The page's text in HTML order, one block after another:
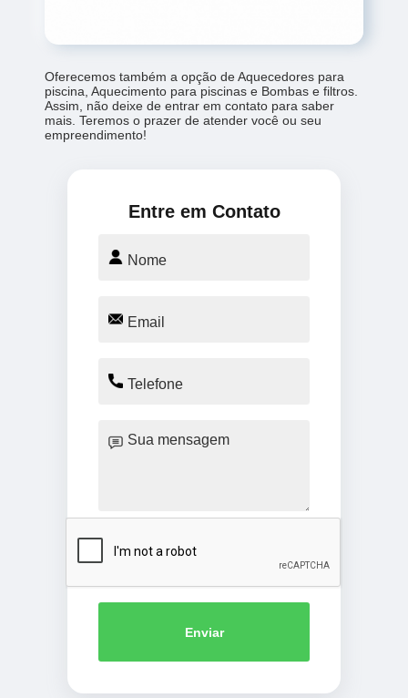
Oferecemos também a opção de Aquecedores para
piscina, Aquecimento para piscinas e Bombas e filtros.
Assim, não deixe de entrar em contato para saber
mais. Teremos o prazer de atender você ou seu
empreendimento!
Entre em Contato
Enviar